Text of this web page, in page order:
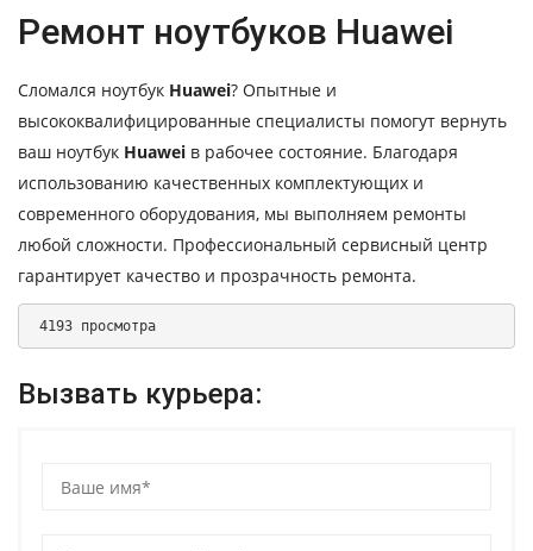
Ремонт ноутбуков Huawei
Сломался ноутбук Huawei? Опытные и
высококвалифицированные специалисты помогут вернуть
ваш ноутбук Huawei в рабочее состояние. Благодаря
использованию качественных комплектующих и
современного оборудования, мы выполняем ремонты
любой сложности. Профессиональный сервисный центр
гарантирует качество и прозрачность ремонта.
4193 просмотра
Вызвать курьера: